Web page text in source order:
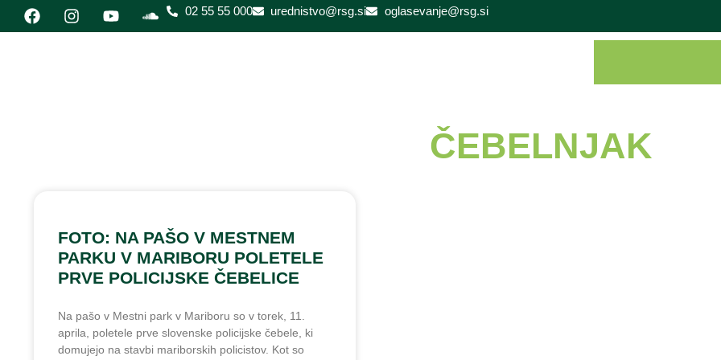
02 55 55 000 urednistvo@rsg.si oglasevanje@rsg.si
ČEBELNJAK
FOTO: NA PAŠO V MESTNEM
PARKU V MARIBORU POLETELE
PRVE POLICIJSKE ČEBELICE
Na pašo v Mestni park v Mariboru so v torek, 11.
aprila, poletele prve slovenske policijske čebele, ki
domujejo na stavbi mariborskih policistov. Kot so